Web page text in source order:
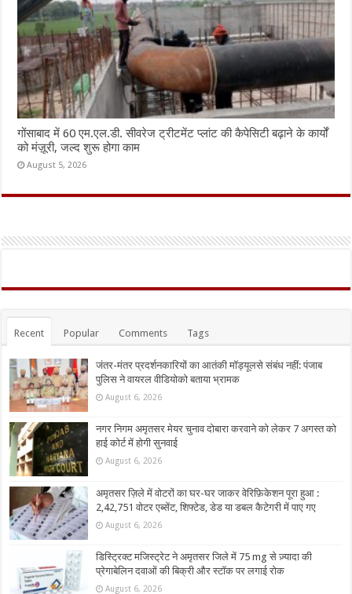
गोंसाबाद में 60 एम.एल.डी. सीवरेज ट्रीटमेंट प्लांट की कैपेसिटी बढ़ाने के कार्यों
को मंज़ूरी, जल्द शुरू होगा काम
August 5, 2026
Recent Popular Comments Tags
जंतर-मंतर प्रदर्शनकारियों का आतंकी मॉड्यूलसे संबंध नहीं: पंजाब
पुलिस ने वायरल वीडियोको बताया भ्रामक
August 6, 2026
नगर निगम अमृतसर मेयर चुनाव दोबारा करवाने को लेकर 7 अगस्त को
हाई कोर्ट में होगी सुनवाई
August 6, 2026
अमृतसर ज़िले में वोटरों का घर-घर जाकर वेरिफ़िकेशन पूरा हुआ :
2,42,751 वोटर एब्सेंट, शिफ्टेड, डेड या डबल कैटेगरी में पाए गए
August 6, 2026
डिस्ट्रिक्ट मजिस्ट्रेट ने अमृतसर जिले में 75 mg से ज़्यादा की
प्रेगाबेलिन दवाओं की बिक्री और स्टॉक पर लगाई रोक
August 6, 2026